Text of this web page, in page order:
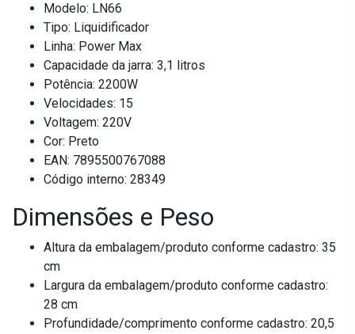
Modelo: LN66
Tipo: Liquidificador
Linha: Power Max
Capacidade da jarra: 3,1 litros
Potência: 2200W
Velocidades: 15
Voltagem: 220V
Cor: Preto
EAN: 7895500767088
Código interno: 28349
Dimensões e Peso
Altura da embalagem/produto conforme cadastro: 35
cm
Largura da embalagem/produto conforme cadastro:
28 cm
Profundidade/comprimento conforme cadastro: 20,5